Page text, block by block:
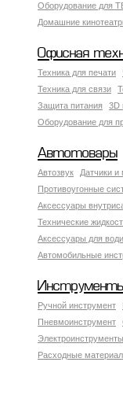
Оборудование для
Домашние
Офисная
Техника для печати
Техника для связи
Защита питания
3D
Оборудование для
Автотовары
Автозвук Датчики и
Противоугонные
Аксесcуары
Технические
Аксессуары для
Автомобильные
Ручной инструмент
Пневмоинструмент
Электроинструменты
Расходные